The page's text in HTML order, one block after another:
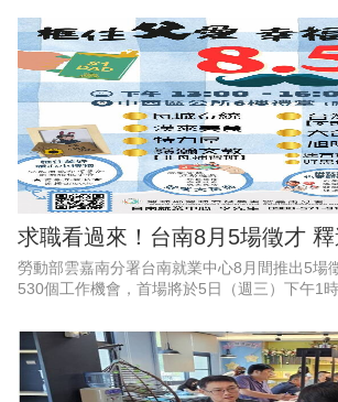
雇主都能一看就懂、動動手
求職看過來！台南8月5場徵才
勞動部雲嘉南分署台南就業中心8月間推出5場
530個工作機會，首場將於5日（週三）下午1
家企業現場徵才、